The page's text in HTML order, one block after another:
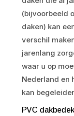
(bijvoorbeeld
daken) kan
verschil
jarenlang
waar u op
Nederland en
kan
PVC